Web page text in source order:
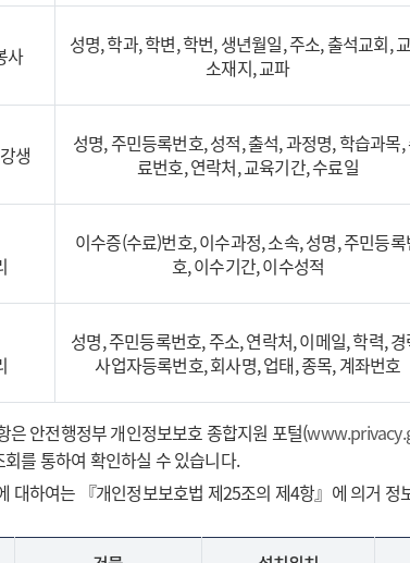
사
성명, 학과, 학변, 학번, 생년월일, 주소, 출석교회,
소재지, 교파
생
성명, 주민등록번호, 성적, 출석, 과정명, 학습과목,
료번호, 연락처, 교육기간, 수료일
이수증(수료)번호, 이수과정, 소속, 성명, 주민등록
호, 이수기간, 이수성적
성명, 주민등록번호, 주소, 연락처, 이메일, 학력,
사업자등록번호, 회사명, 업태, 종목, 계좌번호
은 안전행정부 개인정보보호 종합지원 포털(
회를 통하여 확인하실 수 있습니다.
대하여는 『개인정보보호법 제25조의 제4항』에 의거